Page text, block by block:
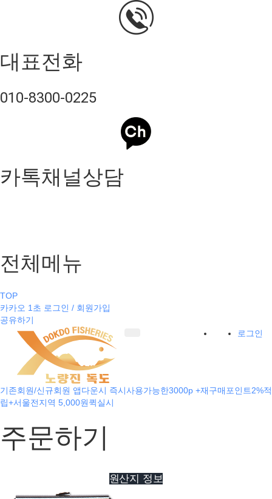
대표전화
010-8300-0225
카톡채널상담
전체메뉴
TOP
카카오 1초 로그인 / 회원가입
공유하기
로그인
기존회원/신규회원 앱다운시 즉시사용가능한3000p +재구매포인트2%적
립+서울전지역 5,000원퀵실시
주문하기
원산지 정보